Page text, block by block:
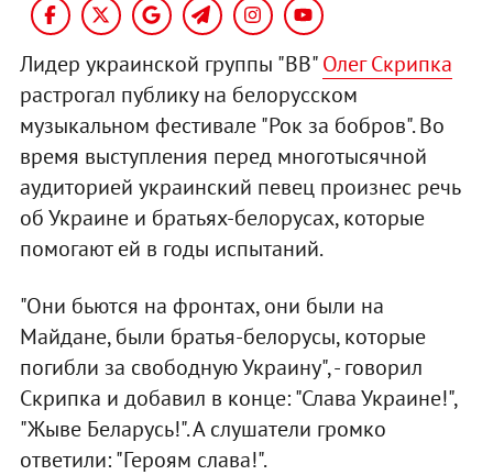
Лидер украинской группы "ВВ"Олег Скрипка
растрогал публику на белорусском
музыкальном фестивале "Рок за бобров". Во
время выступления перед многотысячной
аудиторией украинский певец произнес речь
об Украине и братьях-белорусах, которые
помогают ей в годы испытаний.
"Они бьются на фронтах, они были на
Майдане, были братья-белорусы, которые
погибли за свободную Украину", - говорил
Скрипка и добавил в конце: "Слава Украине!",
"Жыве Беларусь!". А слушатели громко
ответили: "Героям слава!".